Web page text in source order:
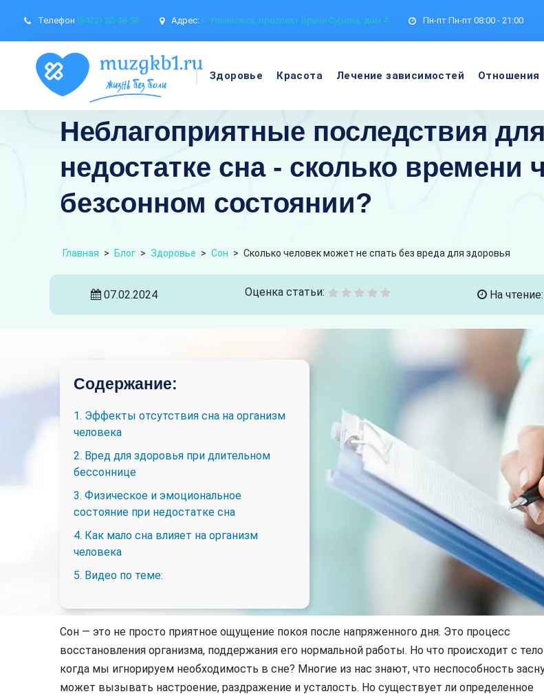
Телефон (8422) 20-48-58 Адрес: г. Ульяновск, проспект Врача Сурова, дом 4 Пн-пт Пн-пт 08:00 - 21:00
Здоровье Красота Лечение зависимостей Отношения
Неблагоприятные последствия
недостатке сна - сколько времени
безсонном состоянии?
Главная > Блог > Здоровье > Сон > Сколько человек может не спать без вреда для здоровья
07.02.2024 Оценка статьи: На
Содержание:
1. Эффекты отсутствия сна на организм
человека
2. Вред для здоровья при длительном
бессоннице
3. Физическое и эмоциональное
состояние при недостатке сна
4. Как мало сна влияет на организм
человека
5. Видео по теме:
Сон — это не просто приятное ощущение покоя после напряженного дня. Это процесс
восстановления организма, поддержания его нормальной работы. Но что происходит с
когда мы игнорируем необходимость в сне? Многие из нас знают, что неспособность
может вызывать настроение, раздражение и усталость. Но существует ли определенное